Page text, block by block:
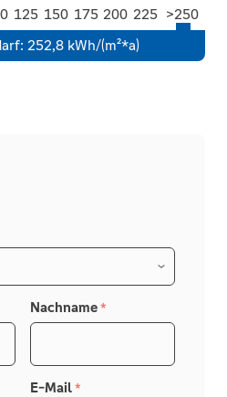
125 150 175 200 225 >250
: 252,8 kWh/(m²*a)
Nachname *
E-Mail *